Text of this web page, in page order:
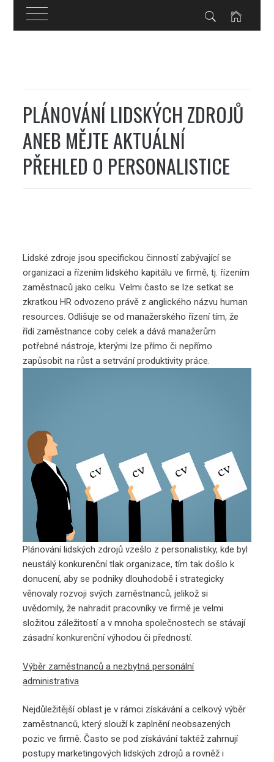
PLÁNOVÁNÍ LIDSKÝCH ZDROJŮ
ANEB MĚJTE AKTUÁLNÍ
PŘEHLED O PERSONALISTICE
Lidské zdroje jsou specifickou činností zabývající se
organizací a řízením lidského kapitálu ve firmě, tj. řízením
zaměstnaců jako celku. Velmi často se lze setkat se
zkratkou HR odvozeno právě z anglického názvu human
resources. Odlišuje se od manažerského řízení tím, že
řídí zaměstnance coby celek a dává manažerům
potřebné nástroje, kterými lze přímo či nepřímo
zapůsobit na růst a setrvání produktivity práce.
Plánování lidských zdrojů vzešlo z personalistiky, kde byl
neustálý konkurenční tlak organizace, tím tak došlo k
donucení, aby se podniky dlouhodobě i strategicky
věnovaly rozvoji svých zaměstnanců, jelikož si
uvědomily, že nahradit pracovníky ve firmě je velmi
složitou záležitostí a v mnoha společnostech se stávají
zásadní konkurenční výhodou či předností.
Výběr zaměstnanců a nezbytná personální
administrativa
Nejdůležitější oblast je v rámci získávání a celkový výběr
zaměstnanců, který slouží k zaplnění neobsazených
pozic ve firmě. Často se pod získávání taktéž zahrnují
postupy marketingových lidských zdrojů a rovněž i